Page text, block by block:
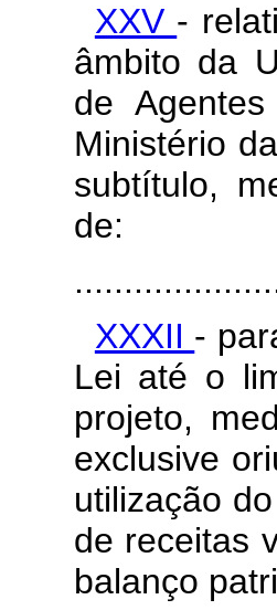
XXV -
âmbito da
de
Ministério
subtítulo,
de:
XXXII -
Lei até o
projeto,
exclusive
utilização
de receitas
balanço